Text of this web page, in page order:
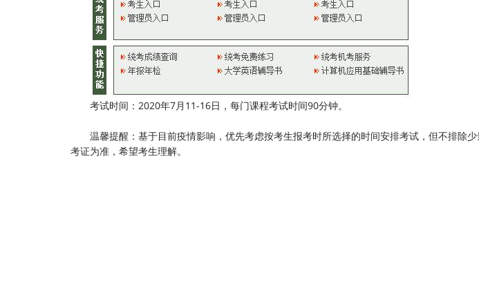
考试时间：2020年7月11-16日，每门课程考试时间90分钟。
温馨提醒：基于目前疫情影响，优先考虑按考生报考时所选择的时间安排考试，但不排除
考证为准，希望考生理解。